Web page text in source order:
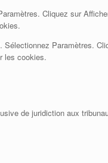
Cliquez sur
Paramètres.
les cookies.
de juridiction aux